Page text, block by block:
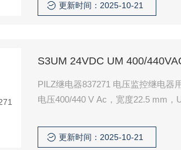
更新时间：2025-10-21
S3UM 24VDC UM 400/
PILZ继电器837271 电压监控继电器
电压400/440 V Ac，宽度22.5 mm，
更新时间：2025-10-21